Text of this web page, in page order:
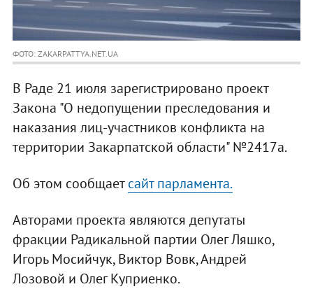
ФОТО: ZAKARPATTYA.NET.UA
В Раде 21 июля зарегистрировано проект
Закона "О недопущении преследования и
наказания лиц-участников конфликта на
территории Закарпатской области" №2417а.
Об этом сообщаетсайт парламента.
Авторами проекта являются депутаты
фракции Радикальной партии Олег Ляшко,
Игорь Мосийчук, Виктор Вовк, Андрей
Лозовой и Олег Куприенко.